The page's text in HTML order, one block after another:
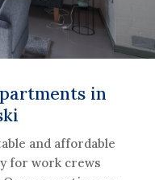
in
and affordable
for work crews